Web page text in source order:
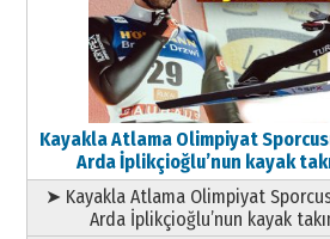
Kayakla Atlama Olimpiyat
Arda İplikçioğlu’nun kayak
➤ Kayakla Atlama Olimpiyat
Arda İplikçioğlu’nun kayak